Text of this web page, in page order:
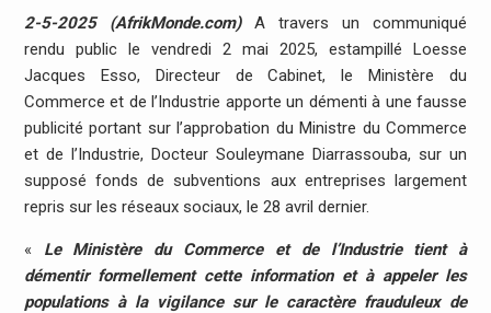
2-5-2025 (AfrikMonde.com)A travers un communiqué
rendu public le vendredi 2 mai 2025, estampillé Loesse
Jacques Esso, Directeur de Cabinet, le Ministère du
Commerce et de l’Industrie apporte un démenti à une fausse
publicité portant sur l’approbation du Ministre du Commerce
et de l’Industrie, Docteur Souleymane Diarrassouba, sur un
supposé fonds de subventions aux entreprises largement
repris sur les réseaux sociaux, le 28 avril dernier.
« Le Ministère du Commerce et de l’Industrie tient à
démentir formellement cette information et à appeler les
populations à la vigilance sur le caractère frauduleux de